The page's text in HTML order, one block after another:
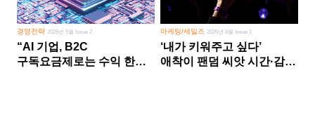
경영전략 2026년 5월 Issue 2
“AI 기업, B2C
구독요금제로는 수익 한계
마케팅/세일즈 2026년 8월 Issue 1
‘내가 키워주고 싶다’
애착이 팬덤 씨앗 시간·감정